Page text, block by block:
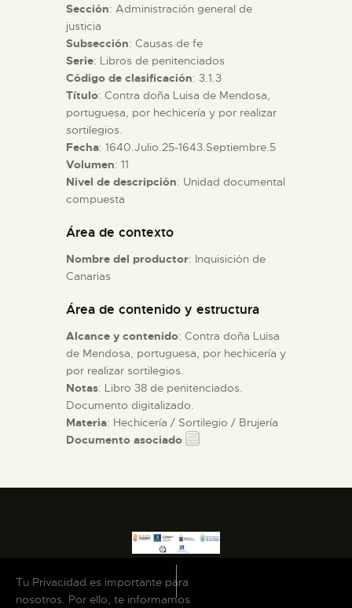
PREPARAR LA VISITA
ACTIVIDADES
█
EL MUSEO
COLECCIONES
Sección: Administración general de
justicia
Subsección: Causas de fe
Serie: Libros de penitenciados
Código de clasificación: 3.1.3
Título: Contra doña Luisa de Mendosa,
portuguesa, por hechicería y por realizar
sortilegios.
Fecha: 1640.Julio.25-1643.Septiembre.5
Volumen: 11
Nivel de descripción: Unidad documental
compuesta
Área de contexto
Nombre del productor: Inquisición de
Canarias
Área de contenido y estructura
Alcance y contenido: Contra doña Luisa
de Mendosa, portuguesa, por hechicería y
por realizar sortilegios.
Notas: Libro 38 de penitenciados.
Documento digitalizado.
Materia: Hechicería / Sortilegio / Brujería
Documento asociado
Tu Privacidad es importante para
nosotros. Por ello, te informamos